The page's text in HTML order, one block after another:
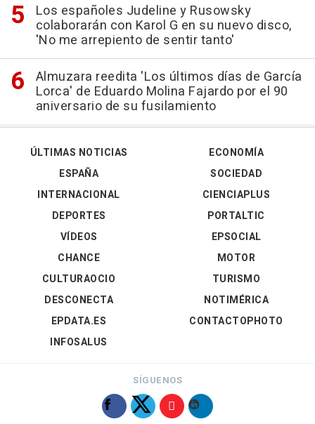
Los españoles Judeline y Rusowsky
colaborarán con Karol G en su nuevo disco,
'No me arrepiento de sentir tanto'
Almuzara reedita 'Los últimos días de García
Lorca' de Eduardo Molina Fajardo por el 90
aniversario de su fusilamiento
ÚLTIMAS NOTICIAS
ESPAÑA
INTERNACIONAL
DEPORTES
VÍDEOS
ECONOMÍA
SOCIEDAD
CIENCIAPLUS
PORTALTIC
EPSOCIAL
CHANCE
CULTURAOCIO
DESCONECTA
EPDATA.ES
INFOSALUS
MOTOR
TURISMO
NOTIMÉRICA
CONTACTOPHOTO
SÍGUENOS